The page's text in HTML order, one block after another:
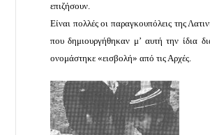
επιζήσουν.
Είναι πολλές οι παραγκουπόλεις της
που δημιουργήθηκαν μ’ αυτή την ίδια
ονομάστηκε «εισβολή» από τις Αρχές.